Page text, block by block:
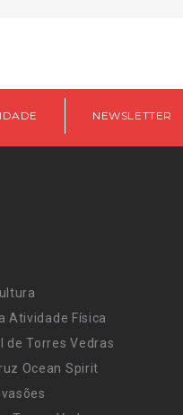
NEWSLETTER
Atividade Física
de Torres Vedras
Ocean Spirit